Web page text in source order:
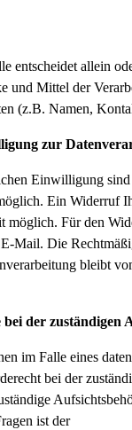
entscheidet allein
und Mittel der
(z.B. Namen,
zur
Einwilligung
Ein Widerruf
möglich. Für den
Mail. Die
bleibt
der zuständigen
im Falle eines
bei der
ist der